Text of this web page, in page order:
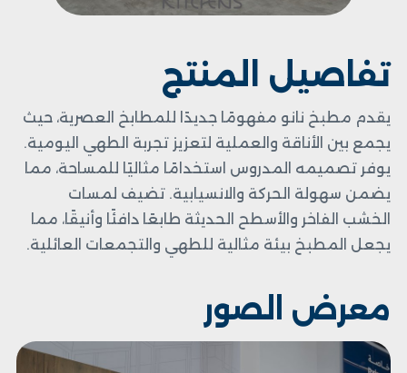
تفاصيل المنتج
يقدم مطبخ نانو مفهومًا جديدًا للمطابخ العصرية، حيث
يجمع بين الأناقة والعملية لتعزيز تجربة الطهي اليومية.
يوفر تصميمه المدروس استخدامًا مثاليًا للمساحة، مما
يضمن سهولة الحركة والانسيابية. تضيف لمسات
الخشب الفاخر والأسطح الحديثة طابعًا دافئًا وأنيقًا، مما
يجعل المطبخ بيئة مثالية للطهي والتجمعات العائلية.
معرض الصور